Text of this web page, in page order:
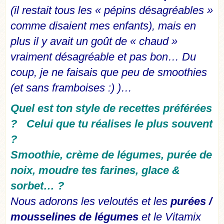
(il restait tous les « pépins désagréables »
comme disaient mes enfants), mais en
plus il y avait un goût de « chaud »
vraiment désagréable et pas bon… Du
coup, je ne faisais que peu de smoothies
(et sans framboises :) )…
Quel est ton style de recettes préférées
? Celui que tu réalises le plus souvent
?
Smoothie, crème de légumes, purée de
noix, moudre tes farines, glace &
sorbet… ?
Nous adorons les veloutés et les purées /
mousselines de légumes et le Vitamix